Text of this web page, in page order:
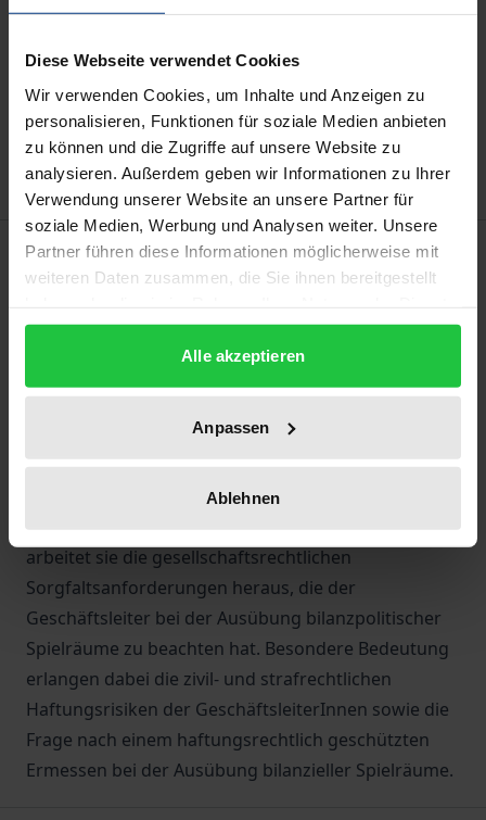
Diese Webseite verwendet Cookies
Wir verwenden Cookies, um Inhalte und Anzeigen zu
personalisieren, Funktionen für soziale Medien anbieten
zu können und die Zugriffe auf unsere Website zu
analysieren. Außerdem geben wir Informationen zu Ihrer
Verwendung unserer Website an unsere Partner für
soziale Medien, Werbung und Analysen weiter. Unsere
Partner führen diese Informationen möglicherweise mit
weiteren Daten zusammen, die Sie ihnen bereitgestellt
gesammelt haben.
Alle akzeptieren
Anpassen
Ablehnen
kann die MwSt. an der Kasse variieren.
In den Warenkorb
Zur Wunschliste hinzufügen
Hinweise zu Versandkosten
Beschreibung
geplanten Neuerungen durch das Gesetz zur
Handeln des Geschäftsleiters bei der Erstellung von
Jahres- und Konzernabschlüssen. Mit dem Ziel, den
Grenzverlauf zwischen legaler Bilanzpolitik und
illegaler Bilanzmanipulation zu konkretisieren,
arbeitet sie die gesellschaftsrechtlichen
Sorgfaltsanforderungen heraus, die der
Geschäftsleiter bei der Ausübung bilanzpolitischer
Spielräume zu beachten hat. Besondere Bedeutung
erlangen dabei die zivil- und strafrechtlichen
Haftungsrisiken der GeschäftsleiterInnen sowie die
Frage nach einem haftungsrechtlich geschützten
Ermessen bei der Ausübung bilanzieller Spielräume.